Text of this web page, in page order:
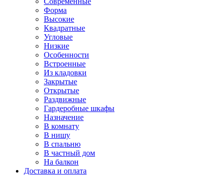
Форма
Высокие
Квадратные
Угловые
Низкие
Особенности
Встроенные
Из кладовки
Закрытые
Открытые
Раздвижные
Гардеробные шкафы
Назначение
В комнату
В нишу
В спальню
В частный дом
На балкон
Доставка и оплата